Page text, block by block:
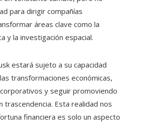
para dirigir compañías
áreas clave como la
y la investigación espacial.
estará sujeto a su capacidad
transformaciones económicas,
y seguir promoviendo
trascendencia. Esta realidad nos
financiera es solo un aspecto